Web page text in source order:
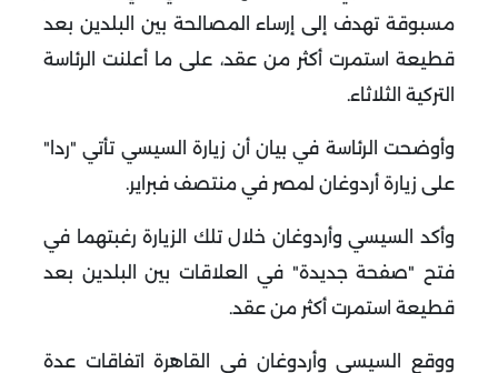
مسبوقة تهدف إلى إرساء المصالحة بين البلدين بعد
قطيعة استمرت أكثر من عقد، على ما أعلنت الرئاسة
التركية الثلاثاء.
وأوضحت الرئاسة في بيان أن زيارة السيسي تأتي "ردا"
على زيارة أردوغان لمصر في منتصف فبراير.
وأكد السيسي وأردوغان خلال تلك الزيارة رغبتهما في
فتح "صفحة جديدة" في العلاقات بين البلدين بعد
قطيعة استمرت أكثر من عقد.
ووقع السيسي وأردوغان في القاهرة اتفاقات عدة